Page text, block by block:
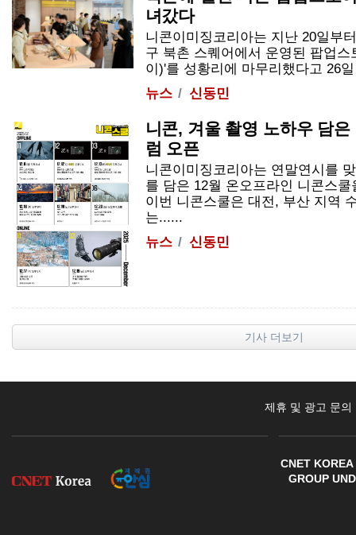
녀갔다
니콘이미징코리아는 지난 20일부
구 북촌 스퀘어에서 운영된 팝업
이)'를 성황리에 마무리했다고 26
뉴스
신동민
니콘, 겨울 촬영 노하우 담
럼 오픈
니콘이미징코리아는 연말연시를
를 담은 12월 온오프라인 니콘스
이번 니콘스쿨은 대전, 부산 지역
는......
뉴스
신동민
기사 더보기
제휴 및 광고 문의
CNET
GROUP